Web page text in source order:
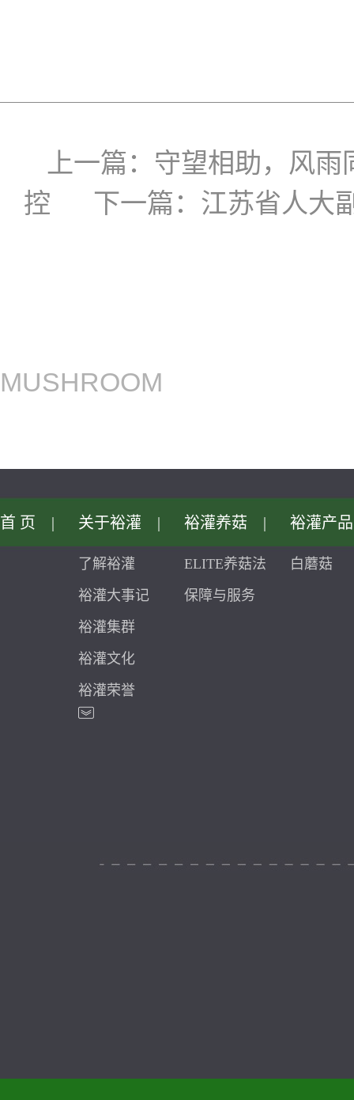
上一篇： 守望相助，风
控
下一篇： 江苏省人大
MUSHROOM
首页 | 关于裕灌 |
了解裕灌
裕灌大事记
裕灌集群
裕灌文化
裕灌荣誉
裕灌养菇 |
ELITE养菇法
保障与服务
裕灌产品
白蘑菇